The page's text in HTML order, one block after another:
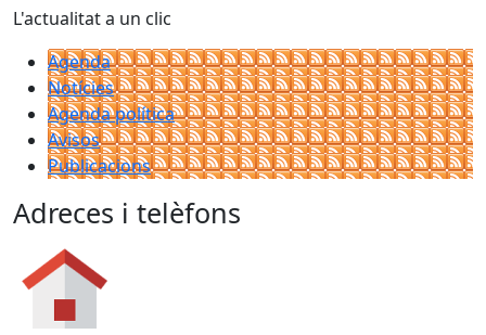
L'actualitat a un clic
Agenda
Notícies
Agenda política
Avisos
Publicacions
Adreces i telèfons